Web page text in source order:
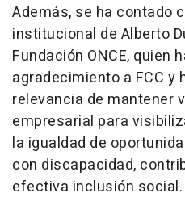
Además, se ha contado
institucional de Alberto
Fundación ONCE, quien
agradecimiento a FCC y
relevancia de mantener
empresarial para
la igualdad de
con discapacidad,
efectiva inclusión social.